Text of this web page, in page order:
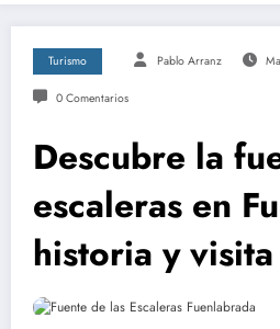
Turismo Pablo Arranz
0 Comentarios
Descubre la
escaleras en
historia y visita